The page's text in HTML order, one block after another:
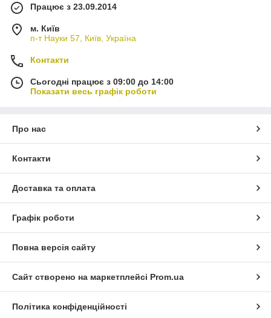
Працює з 23.09.2014
м. Київ
п-т Науки 57, Київ, Україна
Контакти
Сьогодні працює з 09:00 до 14:00
Показати весь графік роботи
Про нас
Контакти
Доставка та оплата
Графік роботи
Повна версія сайту
Сайт створено на маркетплейсі Prom.ua
Політика конфіденційності